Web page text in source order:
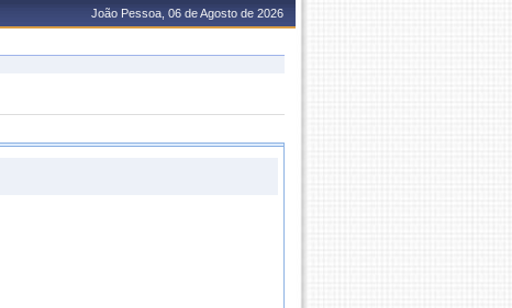
João Pessoa, 06 de Agosto de 2026